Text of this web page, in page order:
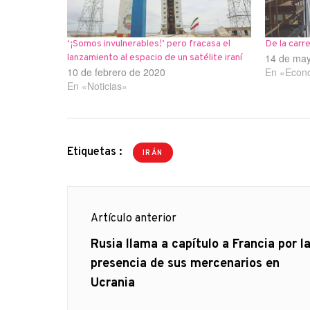
‘¡Somos invulnerables!’ pero fracasa el
lanzamiento al espacio de un satélite iraní
10 de febrero de 2020
En «Noticias»
De la
14 de
En
Etiquetas : IRÁN
Navegación
de
entradas
Artículo anterior
Artículo
anterior
Rusia llama a capítulo a Francia por la
presencia de sus mercenarios en
Ucrania